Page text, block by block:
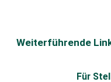
Weiterführende
Für